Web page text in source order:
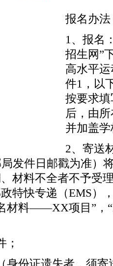
报名办法
1、报名
招生网”
高水平
件1，以
按要求
后，由
并加盖
2、寄送
发件日邮戳为准）
材料不全者不予受
特快专递（EMS）
材料——XX项目”，
；